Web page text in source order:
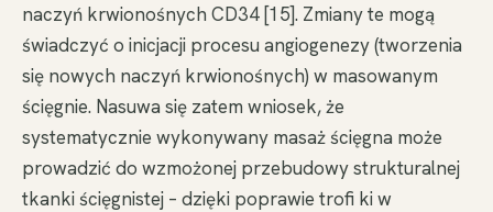
naczyń krwionośnych CD34 [15]. Zmiany te mogą
świadczyć o inicjacji procesu angiogenezy (tworzenia
się nowych naczyń krwionośnych) w masowanym
ścięgnie. Nasuwa się zatem wniosek, że
systematycznie wykonywany masaż ścięgna może
prowadzić do wzmożonej przebudowy strukturalnej
tkanki ścięgnistej – dzięki poprawie trofi ki w